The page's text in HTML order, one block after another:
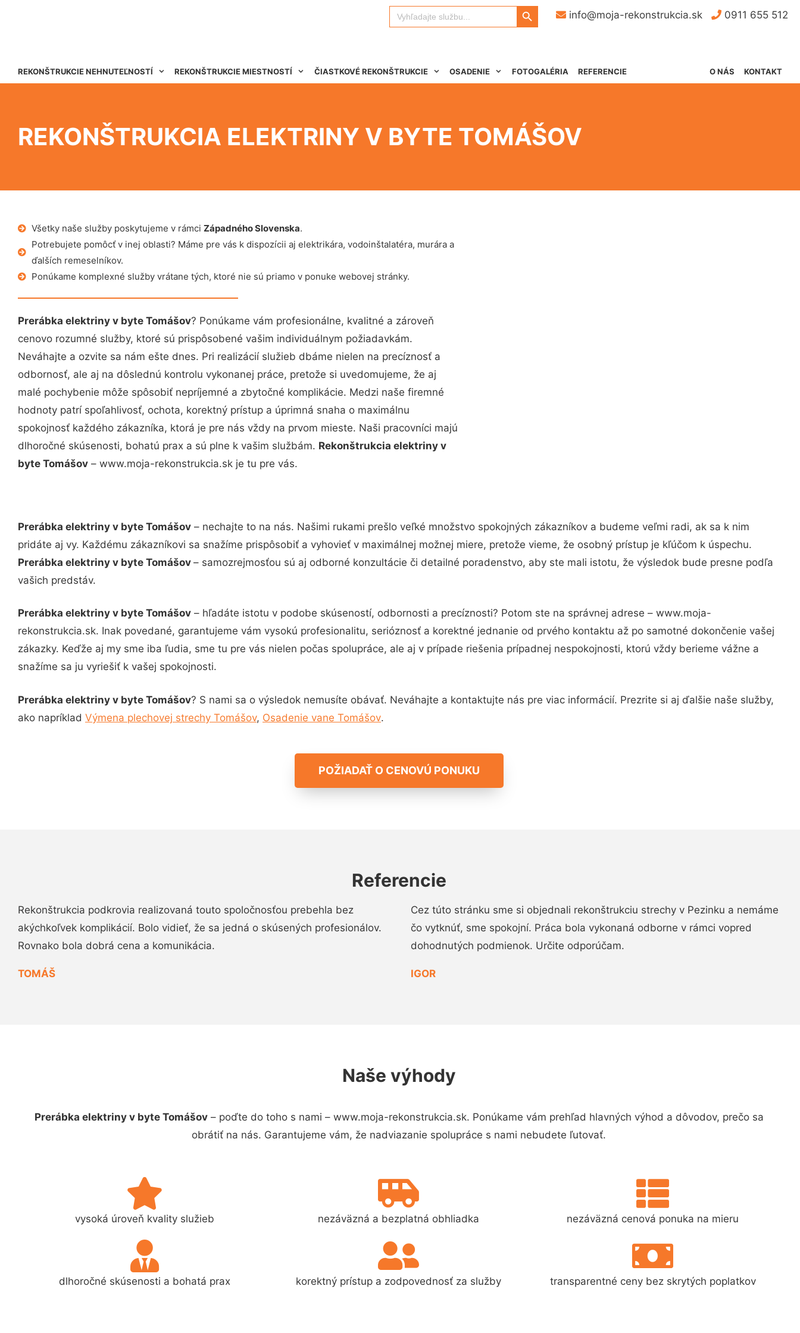
info@moja-rekonstrukcia.sk 0911 655 512
Search
for:
Search Button
REKONŠTRUKCIE NEHNUTEĽNOSTÍ REKONŠTRUKCIE MIESTNOSTÍ ČIASTKOVÉ REKONŠTRUKCIE OSADENIE FOTOGALÉRIA REFERENCIE KONTAKT
O NÁS
REKONŠTRUKCIA ELEKTRINY V BYTE TOMÁŠOV
Všetky naše služby poskytujeme v rámci Západného Slovenska.
Potrebujete pomôcť v inej oblasti? Máme pre vás k dispozícii aj elektrikára, vodoinštalatéra, murára a
ďalších remeselníkov.
Ponúkame komplexné služby vrátane tých, ktoré nie sú priamo v ponuke webovej stránky.
Prerábka elektriny v byte Tomášov? Ponúkame vám profesionálne, kvalitné a zároveň
cenovo rozumné služby, ktoré sú prispôsobené vašim individuálnym požiadavkám.
Neváhajte a ozvite sa nám ešte dnes. Pri realizácií služieb dbáme nielen na precíznosť a
odbornosť, ale aj na dôslednú kontrolu vykonanej práce, pretože si uvedomujeme, že aj
malé pochybenie môže spôsobiť nepríjemné a zbytočné komplikácie. Medzi naše firemné
hodnoty patrí spoľahlivosť, ochota, korektný prístup a úprimná snaha o maximálnu
spokojnosť každého zákazníka, ktorá je pre nás vždy na prvom mieste. Naši pracovníci majú
dlhoročné skúsenosti, bohatú prax a sú plne k vašim službám. Rekonštrukcia elektriny v
byte Tomášov – www.moja-rekonstrukcia.sk je tu pre vás.
Prerábka elektriny v byte Tomášov – nechajte to na nás. Našimi rukami prešlo veľké množstvo spokojných zákazníkov a budeme veľmi radi, ak sa k nim
pridáte aj vy. Každému zákazníkovi sa snažíme prispôsobiť a vyhovieť v maximálnej možnej miere, pretože vieme, že osobný prístup je kľúčom k úspechu.
Prerábka elektriny v byte Tomášov – samozrejmosťou sú aj odborné konzultácie či detailné poradenstvo, aby ste mali istotu, že výsledok bude presne podľa
vašich predstáv.
Prerábka elektriny v byte Tomášov – hľadáte istotu v podobe skúseností, odbornosti a precíznosti? Potom ste na správnej adrese – www.moja-
rekonstrukcia.sk. Inak povedané, garantujeme vám vysokú profesionalitu, serióznosť a korektné jednanie od prvého kontaktu až po samotné dokončenie vašej
zákazky. Keďže aj my sme iba ľudia, sme tu pre vás nielen počas spolupráce, ale aj v prípade riešenia prípadnej nespokojnosti, ktorú vždy berieme vážne a
snažíme sa ju vyriešiť k vašej spokojnosti.
Prerábka elektriny v byte Tomášov? S nami sa o výsledok nemusíte obávať. Neváhajte a kontaktujte nás pre viac informácií. Prezrite si aj ďalšie naše služby,
ako napríklad Výmena plechovej strechy Tomášov, Osadenie vane Tomášov.
POŽIADAŤ O CENOVÚ PONUKU
Referencie
Rekonštrukcia podkrovia realizovaná touto spoločnosťou prebehla bez
akýchkoľvek komplikácií. Bolo vidieť, že sa jedná o skúsených profesionálov.
Rovnako bola dobrá cena a komunikácia.
TOMÁŠ
Cez túto stránku sme si objednali rekonštrukciu strechy v Pezinku a nemáme
čo vytknúť, sme spokojní. Práca bola vykonaná odborne v rámci vopred
dohodnutých podmienok. Určite odporúčam.
IGOR
Naše výhody
Prerábka elektriny v byte Tomášov– poďte do toho s nami – www.moja-rekonstrukcia.sk. Ponúkame vám prehľad hlavných výhod a dôvodov, prečo sa
obrátiť na nás. Garantujeme vám, že nadviazanie spolupráce s nami nebudete ľutovať.
vysoká úroveň kvality služieb nezáväzná a bezplatná obhliadka nezáväzná cenová ponuka na mieru
dlhoročné skúsenosti a bohatá prax korektný prístup a zodpovednosť za služby transparentné ceny bez skrytých poplatkov